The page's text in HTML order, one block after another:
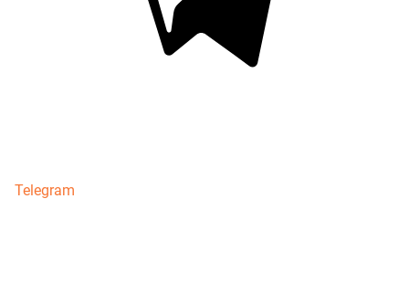
Telegram